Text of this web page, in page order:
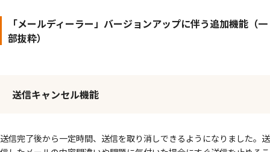
「メールディーラー」バージョンアップに伴う追加機能（一
部抜粋）
送信キャンセル機能
送信完了後から一定時間、送信を取り消しできるようになりました。送